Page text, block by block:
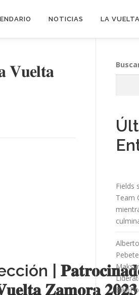
NOTICIAS LA VUELTA
𝐕𝐮𝐞𝐥𝐭𝐚
|
𝐙𝐚𝐦𝐨𝐫𝐚 𝟐𝟎𝟐𝟑
Fields
Team